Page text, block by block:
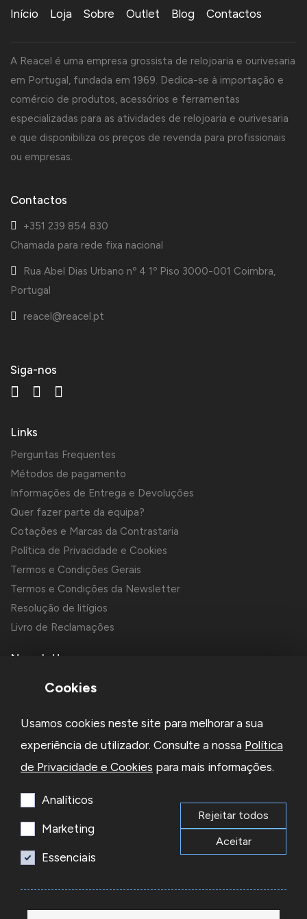
Início Loja Sobre Outlet Blog Contactos
A Reacel é uma empresa grossista de relojoaria e ourivesaria
em Portugal, fundada em 1969. Dedica-se à importação e
comércio de produtos, acessórios e ferramentas
especializadas para as atividades de relojoaria e ourivesaria
e que disponibiliza os preços de revenda para profissionais
ou empresas.
Contactos
+351 239 854 830
Chamada para rede fixa nacional
Rua Abel Dias Urbano nº 4 1º Piso 3000-001 Coimbra,
Portugal
reacel@reacel.pt
Siga-nos
Links
Perguntas Frequentes
Métodos de pagamento
Informações de Entrega e Devoluções
Quer fazer parte da equipa?
Cotações e Marcas da Contrastaria
Política de Privacidade e Cookies
Termos e Condições Gerais
Termos e Condições da Newsletter
Resolução de litígios
Livro de Reclamações
Newsletter
Li e aceito aPolítica de Privacidadee os Termos e Condições
Subscrever
© 2026 Reacel Todos os direitos reservados.
Cookies
Usamos cookies neste site para melhorar a sua
experiência de utilizador. Consulte a nossa Política
de Privacidade e Cookies para mais informações.
Analíticos
Marketing
Essenciais
Rejeitar todos
Aceitar